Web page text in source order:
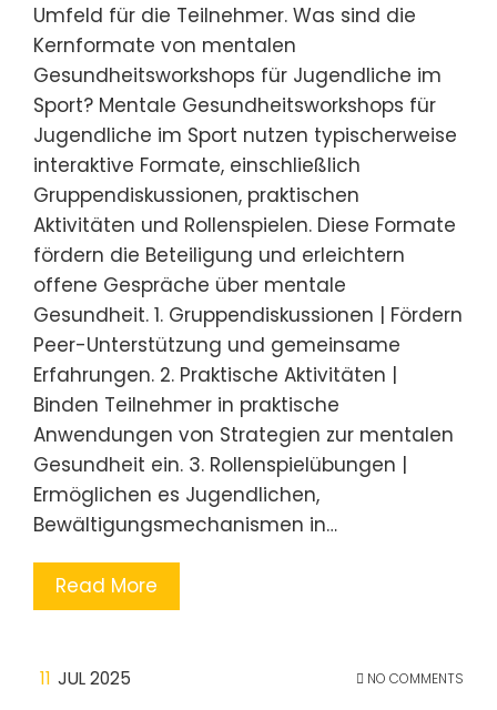
Umfeld für die Teilnehmer. Was sind die
Kernformate von mentalen
Gesundheitsworkshops für Jugendliche im
Sport? Mentale Gesundheitsworkshops für
Jugendliche im Sport nutzen typischerweise
interaktive Formate, einschließlich
Gruppendiskussionen, praktischen
Aktivitäten und Rollenspielen. Diese Formate
fördern die Beteiligung und erleichtern
offene Gespräche über mentale
Gesundheit. 1. Gruppendiskussionen | Fördern
Peer-Unterstützung und gemeinsame
Erfahrungen. 2. Praktische Aktivitäten |
Binden Teilnehmer in praktische
Anwendungen von Strategien zur mentalen
Gesundheit ein. 3. Rollenspielübungen |
Ermöglichen es Jugendlichen,
Bewältigungsmechanismen in…
Read More
11 JUL 2025 NO COMMENTS